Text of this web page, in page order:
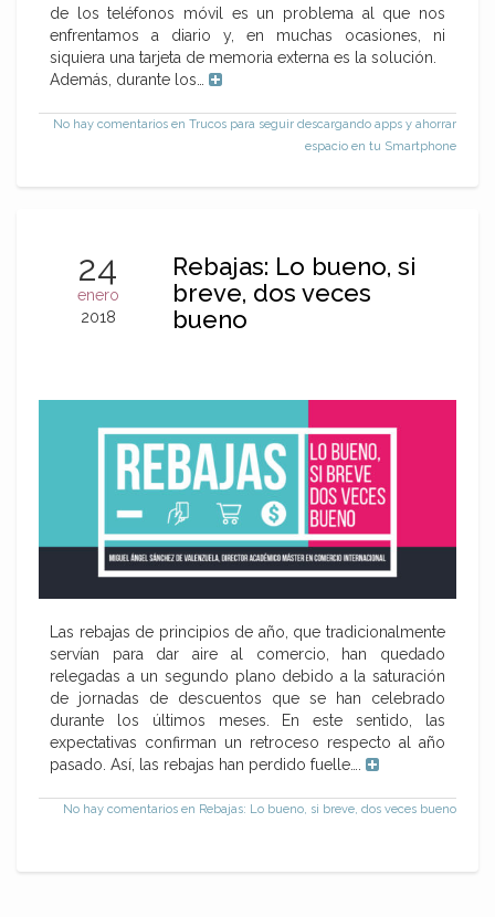
de los teléfonos móvil es un problema al que nos
enfrentamos a diario y, en muchas ocasiones, ni
siquiera una tarjeta de memoria externa es la solución.
Además, durante los…
No hay comentarios en Trucos para seguir descargando apps y ahorrar
espacio en tu Smartphone
24
enero
2018
Rebajas: Lo bueno, si
breve, dos veces
bueno
Las rebajas de principios de año, que tradicionalmente
servían para dar aire al comercio, han quedado
relegadas a un segundo plano debido a la saturación
de jornadas de descuentos que se han celebrado
durante los últimos meses. En este sentido, las
expectativas confirman un retroceso respecto al año
pasado. Así, las rebajas han perdido fuelle….
No hay comentarios en Rebajas: Lo bueno, si breve, dos veces bueno